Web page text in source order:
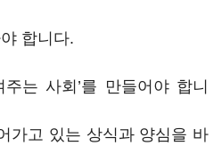
합니다.
는 사회’를 만들어야 합니
가고 있는 상식과 양심을 바